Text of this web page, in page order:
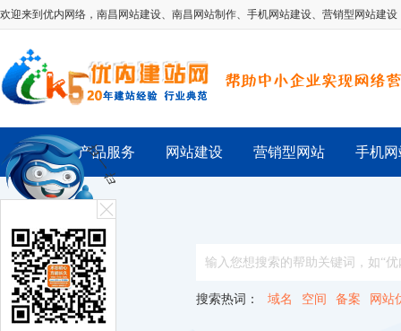
欢迎来到优内网络， 南昌网站建设、 南昌网站制作、 手机网站建设、 营销型网站建设
首 页 产品服务 网站建设 营销型网站 手机
搜索热词： 域名 空间 备案 网站